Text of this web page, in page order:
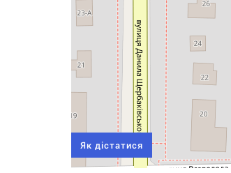
Як дістатися